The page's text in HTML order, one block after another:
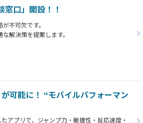
口」開設！！
不可欠です。
解決策を提案します。
可能に！ “モバイルパフォーマン
アプリで、ジャンプ力・敏捷性・反応速度・